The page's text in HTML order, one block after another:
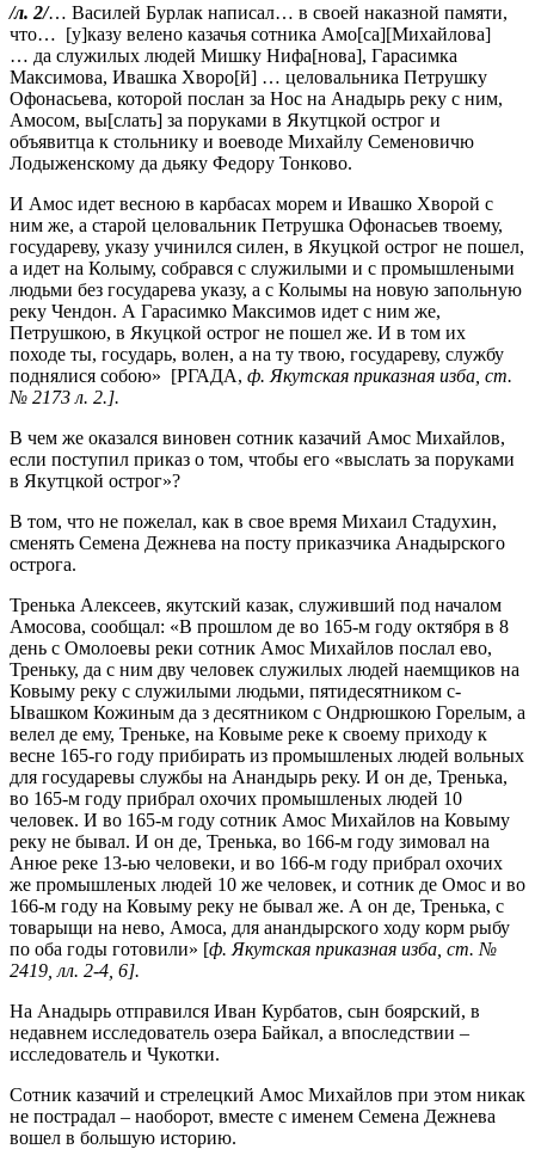
/л. 2/… Василей Бурлак написал… в своей наказной памяти,
что… [у]казу велено казачья сотника Амо[са][Михайлова]
… да служилых людей Мишку Нифа[нова], Гарасимка
Максимова, Ивашка Хворо[й] … целовальника Петрушку
Офонасьева, которой послан за Нос на Анадырь реку с ним,
Амосом, вы[слать] за поруками в Якутцкой острог и
объявитца к стольнику и воеводе Михайлу Семеновичю
Лодыженскому да дьяку Федору Тонково.
И Амос идет весною в карбасах морем и Ивашко Хворой с
ним же, а старой целовальник Петрушка Офонасьев твоему,
государеву, указу учинился силен, в Якуцкой острог не пошел,
а идет на Колыму, собрався с служилыми и с промышлеными
людьми без государева указу, а с Колымы на новую запольную
реку Чендон. А Гарасимко Максимов идет с ним же,
Петрушкою, в Якуцкой острог не пошел же. И в том их
походе ты, государь, волен, а на ту твою, государеву, службу
поднялися собою» [РГАДА, ф. Якутская приказная изба, ст.
№ 2173 л. 2.].
В чем же оказался виновен сотник казачий Амос Михайлов,
если поступил приказ о том, чтобы его «выслать за поруками
в Якутцкой острог»?
В том, что не пожелал, как в свое время Михаил Стадухин,
сменять Семена Дежнева на посту приказчика Анадырского
острога.
Тренька Алексеев, якутский казак, служивший под началом
Амосова, сообщал: «В прошлом де во 165-м году октября в 8
день с Омолоевы реки сотник Амос Михайлов послал ево,
Треньку, да с ним дву человек служилых людей наемщиков на
Ковыму реку с служилыми людьми, пятидесятником с-
Ывашком Кожиным да з десятником с Ондрюшкою Горелым, а
велел де ему, Треньке, на Ковыме реке к своему приходу к
весне 165-го году прибирать из промышленых людей вольных
для государевы службы на Анандырь реку. И он де, Тренька,
во 165-м году прибрал охочих промышленых людей 10
человек. И во 165-м году сотник Амос Михайлов на Ковыму
реку не бывал. И он де, Тренька, во 166-м году зимовал на
Анюе реке 13-ью человеки, и во 166-м году прибрал охочих
же промышленых людей 10 же человек, и сотник де Омос и во
166-м году на Ковыму реку не бывал же. А он де, Тренька, с
товарыщи на нево, Амоса, для анандырского ходу корм рыбу
по оба годы готовили» [ф. Якутская приказная изба, ст. №
2419, лл. 2-4, 6].
На Анадырь отправился Иван Курбатов, сын боярский, в
недавнем исследователь озера Байкал, а впоследствии –
исследователь и Чукотки.
Сотник казачий и стрелецкий Амос Михайлов при этом никак
не пострадал – наоборот, вместе с именем Семена Дежнева
вошел в большую историю.